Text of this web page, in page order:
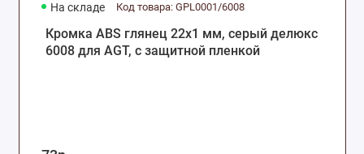
На складе Код товара: GPL0001/6008
Кромка ABS глянец 22х1 мм, серый делюкс
6008 для AGT, c защитной пленкой